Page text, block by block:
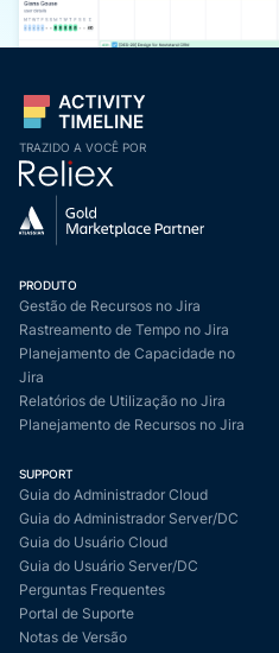
TRAZIDO A VOCÊ POR
PRODUTO
Gestão de Recursos no Jira
Rastreamento de Tempo no Jira
Planejamento de Capacidade no
Jira
Relatórios de Utilização no Jira
Planejamento de Recursos no Jira
SUPPORT
Guia do Administrador Cloud
Guia do Administrador Server/DC
Guia do Usuário Cloud
Guia do Usuário Server/DC
Perguntas Frequentes
Portal de Suporte
Notas de Versão